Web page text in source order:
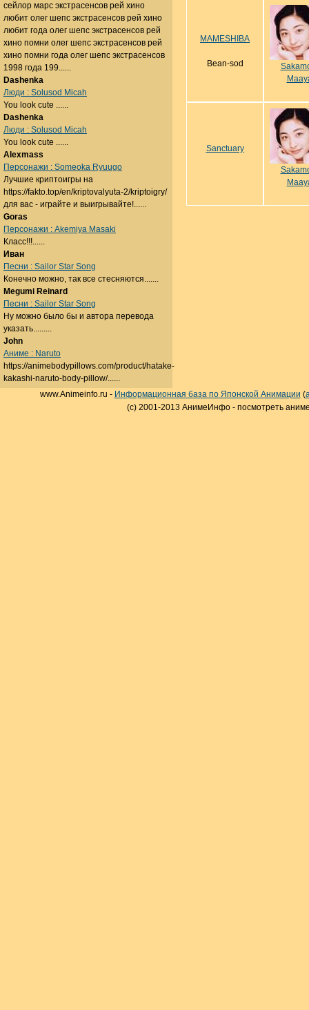
MAMESHIBA
Bean-sod
Sanctuary
сейлор марс экстрасенсов рей хино
любит олег шепс экстрасенсов рей хино
любит года олег шепс экстрасенсов рей
хино помни олег шепс экстрасенсов рей
хино помни года олег шепс экстрасенсов
1998 года 199......
Dashenka
Люди : Solusod Micah
You look cute ......
Dashenka
Люди : Solusod Micah
You look cute ......
Alexmass
Персонажи : Someoka Ryuugo
Лучшие криптоигры на
https://fakto.top/en/kriptovalyuta-2/kriptoigry/
для вас - играйте и выигрывайте!......
Goras
Персонажи : Akemiya Masaki
Класс!!!......
Иван
Песни : Sailor Star Song
Конечно можно, так все стесняются.......
Megumi Reinard
Песни : Sailor Star Song
Ну можно было бы и автора перевода
указать.........
John
Аниме : Naruto
https://animebodypillows.com/product/hatake-
kakashi-naruto-body-pillow/......
www.Animeinfo.ru - Информационная база по Японской Анимации (
(c) 2001-2013 АнимеИнфо - посмотреть